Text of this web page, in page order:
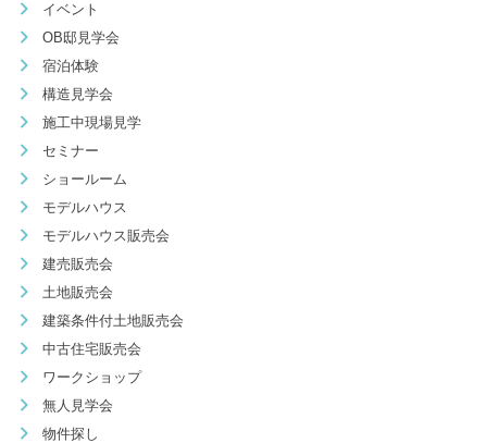
イベント
OB邸見学会
宿泊体験
構造見学会
施工中現場見学
セミナー
ショールーム
モデルハウス
モデルハウス販売会
建売販売会
土地販売会
建築条件付土地販売会
中古住宅販売会
ワークショップ
無人見学会
物件探し